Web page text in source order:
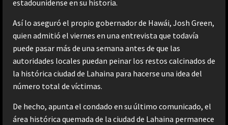
estadounidense en su historia.
Así lo aseguró el propio gobernador de Hawái, Josh Green,
quien admitió el viernes en una entrevista que todavía
puede pasar más de una semana antes de que las
autoridades locales puedan peinar los restos calcinados de
la histórica ciudad de Lahaina para hacerse una idea del
número total de víctimas.
De hecho, apunta el condado en su último comunicado, el
área histórica quemada de la ciudad de Lahaina permanece